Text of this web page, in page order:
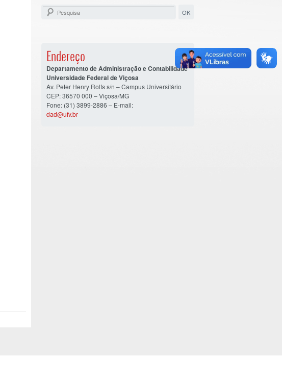
Endereço
Departamento de Administração e Contabilidade
Universidade Federal de Viçosa
Av. Peter Henry Rolfs s/n – Campus Universitário
CEP: 36570 000 – Viçosa/MG
Fone: (31) 3899-2886 – E-mail:
dad@ufv.br